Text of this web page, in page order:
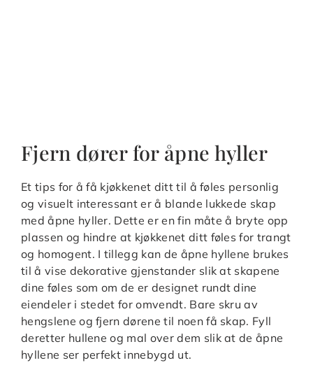
Fjern dører for åpne hyller
Et tips for å få kjøkkenet ditt til å føles personlig
og visuelt interessant er å blande lukkede skap
med åpne hyller. Dette er en fin måte å bryte opp
plassen og hindre at kjøkkenet ditt føles for trangt
og homogent. I tillegg kan de åpne hyllene brukes
til å vise dekorative gjenstander slik at skapene
dine føles som om de er designet rundt dine
eiendeler i stedet for omvendt. Bare skru av
hengslene og fjern dørene til noen få skap. Fyll
deretter hullene og mal over dem slik at de åpne
hyllene ser perfekt innebygd ut.